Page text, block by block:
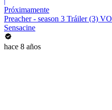
Próximamente
Preacher - season 3 Tráiler (3) VO
Sensacine
hace 8 años